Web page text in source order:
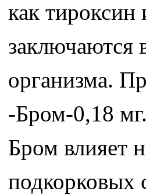
как
заключаются
организма.
-Бром-0,18
Бром влияет
подкорковых